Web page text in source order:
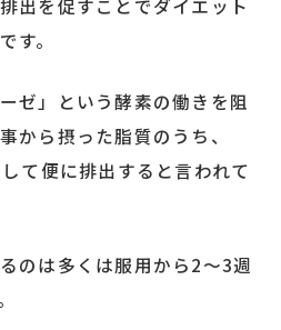
出を促すことでダイエット
す。
ゼ」という酵素の働きを阻
から摂った脂質のうち、
て便に排出すると言われて
のは多くは服用から2～3週